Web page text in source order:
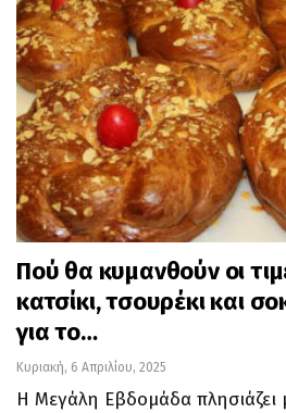
Πού θα κυμανθούν οι
κατσίκι, τσουρέκι και
για το…
Κυριακή, 6 Απριλίου, 2025
Η Μεγάλη Εβδομάδα πλησιάζει